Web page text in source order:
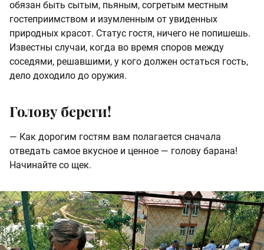
обязан быть сытым, пьяным, согретым местным
гостеприимством и изумленным от увиденных
природных красот. Статус гостя, ничего не попишешь.
Известны случаи, когда во время споров между
соседями, решавшими, у кого должен остаться гость,
дело доходило до оружия.
Голову береги!
— Как дорогим гостям вам полагается сначала
отведать самое вкусное и ценное — голову барана!
Начинайте со щек.